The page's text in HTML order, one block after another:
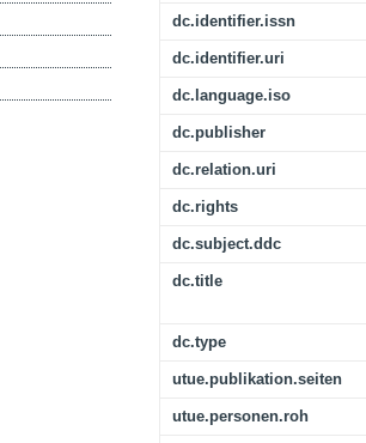
dc.identifier.issn
dc.identifier.uri
dc.language.iso
dc.publisher
dc.relation.uri
dc.rights
dc.subject.ddc
dc.title
dc.type
utue.publikation.seiten
utue.personen.roh